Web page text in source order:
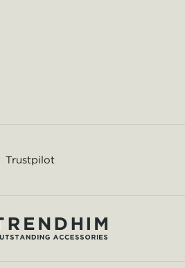
Trustpilot